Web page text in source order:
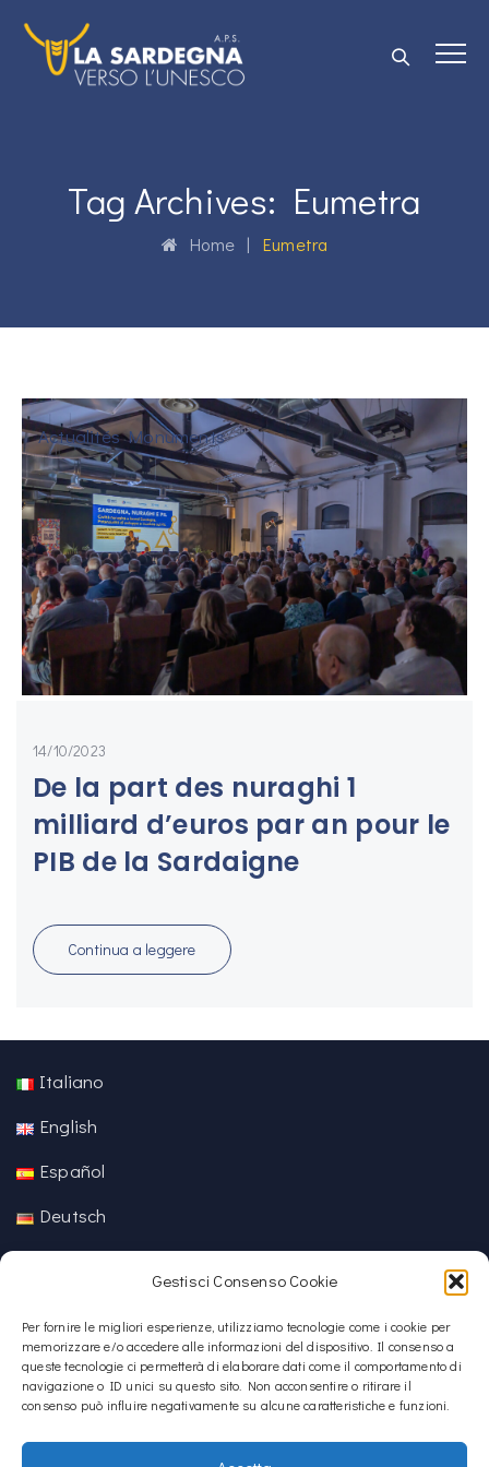
Gestisci Consenso Cookie
Per fornire le migliori esperienze, utilizziamo tecnologie come i cookie per
memorizzare e/o accedere alle informazioni del dispositivo. Il consenso a
queste tecnologie ci permetterà di elaborare dati come il comportamento di
navigazione o ID unici su questo sito. Non acconsentire o ritirare il
consenso può influire negativamente su alcune caratteristiche e funzioni.
Tag Archives: Eumetra
Home | Eumetra
Actualités Monuments
14/10/2023
De la part des nuraghi 1
milliard d’euros par an pour le
PIB de la Sardaigne
Continua a leggere
Italiano
English
Español
Deutsch